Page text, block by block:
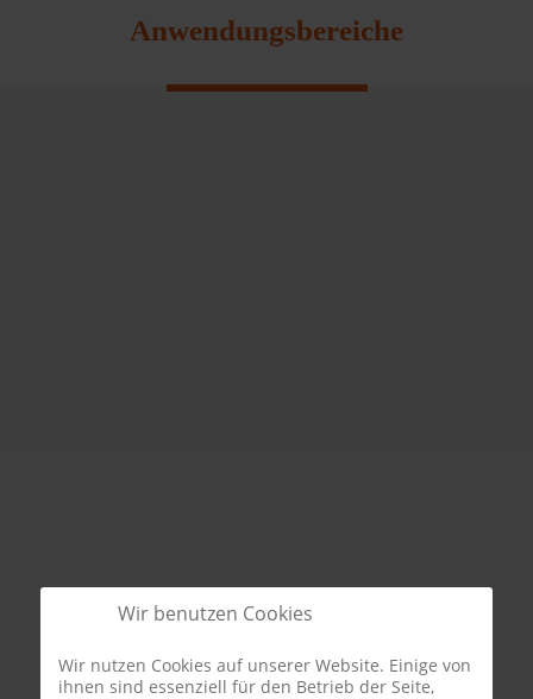
Anwendungsbereiche
Wir benutzen Cookies
Wir nutzen Cookies auf unserer Website. Einige von
ihnen sind essenziell für den Betrieb der Seite,